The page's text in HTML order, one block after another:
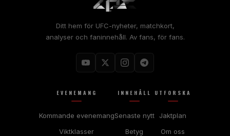
Ditt hem för UFC-nyheter, matchkort,
analyser och faninnehåll. Av fans, för fans.
EVENEMANG
Kommande evenemang
Viktklasser
INNEHÅLL
Senaste nytt
Betyg
UTFORSKA
Jaktplan
Om oss